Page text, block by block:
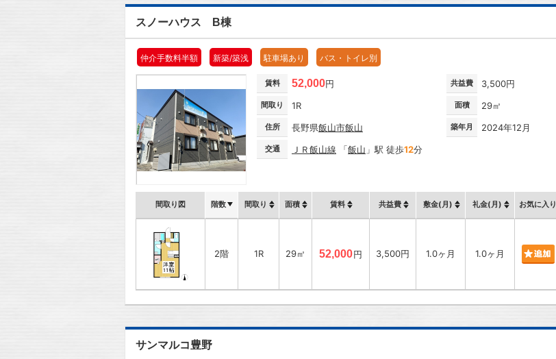
スノーハウス B棟
仲介手数料半額 新築/築浅 駐車場あり バス・トイレ別
賃料 52,000円 共益費 3,500円
間取り 1R 面積 29㎡
住所 長野県飯山市飯山 築年月 2024年12月
交通 ＪＲ飯山線 「飯山 」駅 徒歩12分
間取り図 階数 間取り 面積 賃料 共益費 敷金(月) 礼金(月) お気に入り
2階 1R 29㎡ 52,000円 3,500円 1.0ヶ月 1.0ヶ月
サンマルコ豊野